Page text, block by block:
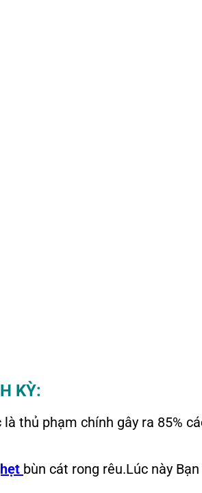
KỲ:
thủ phạm chính gây ra 85%
bùn cát rong rêu.Lúc này